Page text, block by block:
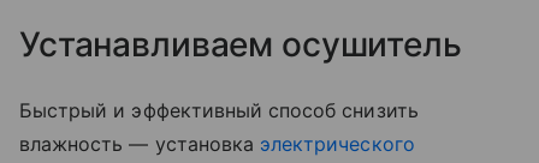
Устанавливаем осушитель
Быстрый и эффективный способ снизить
влажность — установка электрического